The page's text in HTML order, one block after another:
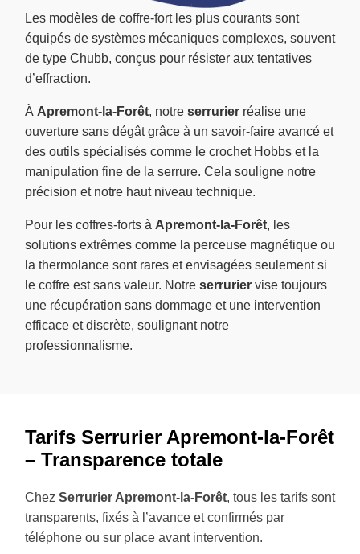
Les modèles de coffre-fort les plus courants sont
équipés de systèmes mécaniques complexes, souvent
de type Chubb, conçus pour résister aux tentatives
d’effraction.
À Apremont-la-Forêt, notre serrurier réalise une
ouverture sans dégât grâce à un savoir-faire avancé et
des outils spécialisés comme le crochet Hobbs et la
manipulation fine de la serrure. Cela souligne notre
précision et notre haut niveau technique.
Pour les coffres-forts à Apremont-la-Forêt, les
solutions extrêmes comme la perceuse magnétique ou
la thermolance sont rares et envisagées seulement si
le coffre est sans valeur. Notre serrurier vise toujours
une récupération sans dommage et une intervention
efficace et discrète, soulignant notre
professionnalisme.
Tarifs Serrurier Apremont-la-Forêt
– Transparence totale
Chez Serrurier Apremont-la-Forêt, tous les tarifs sont
transparents, fixés à l’avance et confirmés par
téléphone ou sur place avant intervention.